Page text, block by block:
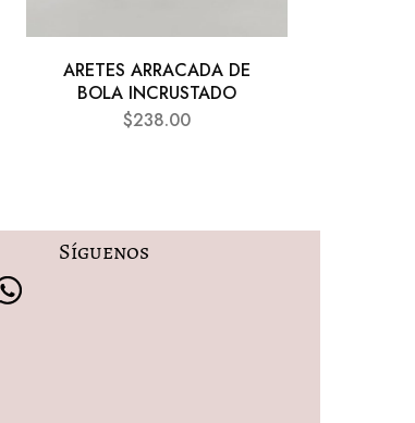
ARETES ARRACADA DE
BOLA INCRUSTADO
$238.00
Síguenos